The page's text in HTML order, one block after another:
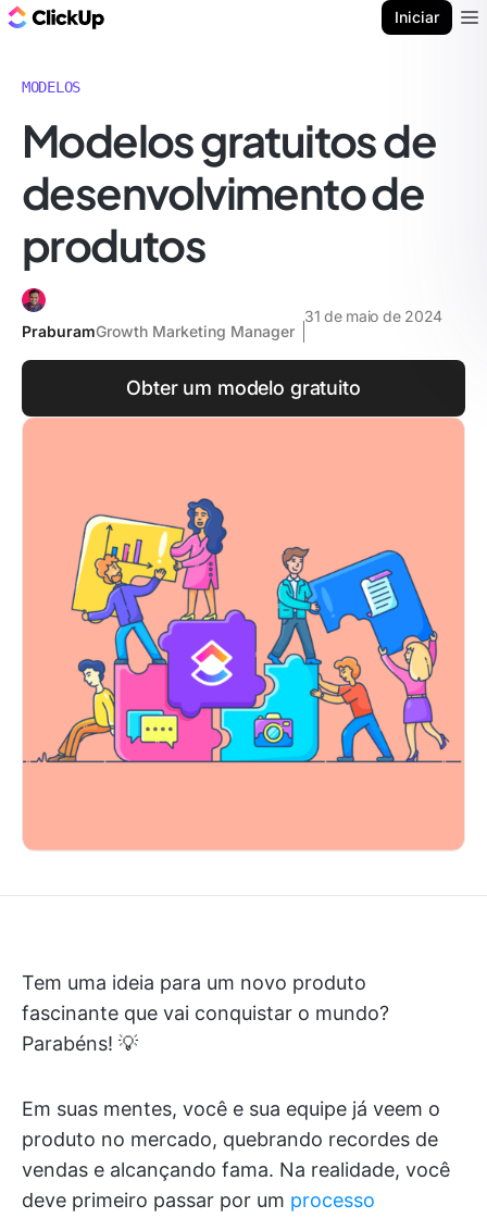
Iniciar
MODELOS
Modelos gratuitos de
desenvolvimento de
produtos
PraburamGrowth Marketing Manager
31 de maio de 2024
Obter um modelo gratuito
Tem uma ideia para um novo produto
fascinante que vai conquistar o mundo?
Parabéns! 💡
Em suas mentes, você e sua equipe já veem o
produto no mercado, quebrando recordes de
vendas e alcançando fama. Na realidade, você
deve primeiro passar por um processo